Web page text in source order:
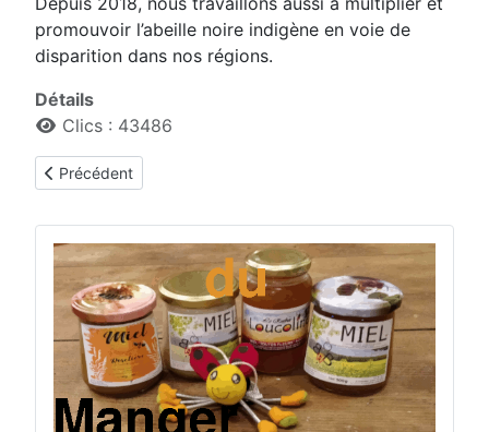
promouvoir l’abeille noire indigène en voie de
disparition dans nos régions.
Détails
Clics : 43486
Article précédent : Un peu d'histoire
Précédent